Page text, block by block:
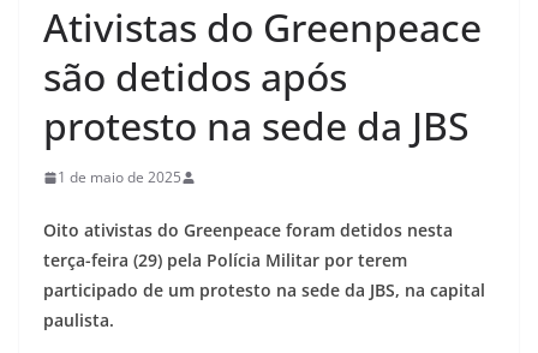
Ativistas do Greenpeace
são detidos após
protesto na sede da JBS
1 de maio de 2025
Oito ativistas do Greenpeace foram detidos nesta
terça-feira (29) pela Polícia Militar por terem
participado de um protesto na sede da JBS, na capital
paulista.